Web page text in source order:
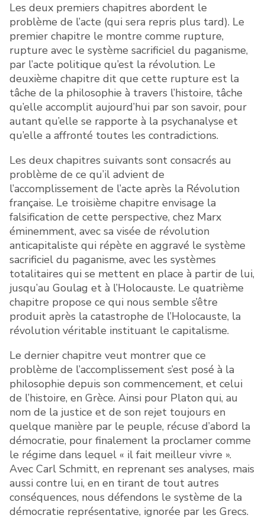
Les deux premiers chapitres abordent le
problème de l’acte (qui sera repris plus tard). Le
premier chapitre le montre comme rupture,
rupture avec le système sacrificiel du paganisme,
par l’acte politique qu’est la révolution. Le
deuxième chapitre dit que cette rupture est la
tâche de la philosophie à travers l’histoire, tâche
qu’elle accomplit aujourd’hui par son savoir, pour
autant qu’elle se rapporte à la psychanalyse et
qu’elle a affronté toutes les contradictions.
Les deux chapitres suivants sont consacrés au
problème de ce qu’il advient de
l’accomplissement de l’acte après la Révolution
française. Le troisième chapitre envisage la
falsification de cette perspective, chez Marx
éminemment, avec sa visée de révolution
anticapitaliste qui répète en aggravé le système
sacrificiel du paganisme, avec les systèmes
totalitaires qui se mettent en place à partir de lui,
jusqu’au Goulag et à l’Holocauste. Le quatrième
chapitre propose ce qui nous semble s’être
produit après la catastrophe de l’Holocauste, la
révolution véritable instituant le capitalisme.
Le dernier chapitre veut montrer que ce
problème de l’accomplissement s’est posé à la
philosophie depuis son commencement, et celui
de l’histoire, en Grèce. Ainsi pour Platon qui, au
nom de la justice et de son rejet toujours en
quelque manière par le peuple, récuse d’abord la
démocratie, pour finalement la proclamer comme
le régime dans lequel « il fait meilleur vivre ».
Avec Carl Schmitt, en reprenant ses analyses, mais
aussi contre lui, en en tirant de tout autres
conséquences, nous défendons le système de la
démocratie représentative, ignorée par les Grecs.